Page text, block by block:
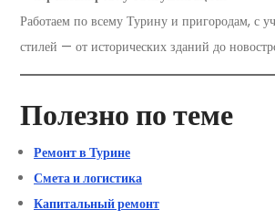
Работаем по всему Турину и пригородам, с
стилей — от исторических зданий до
Полезно по теме
Ремонт в Турине
Смета и логистика
Капитальный ремонт